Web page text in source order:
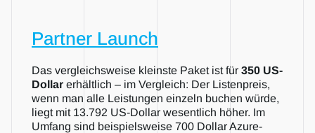
Partner Launch
Das vergleichsweise kleinste Paket ist für 350 US-
Dollar erhältlich – im Vergleich: Der Listenpreis,
wenn man alle Leistungen einzeln buchen würde,
liegt mit 13.792 US-Dollar wesentlich höher. Im
Umfang sind beispielsweise 700 Dollar Azure-